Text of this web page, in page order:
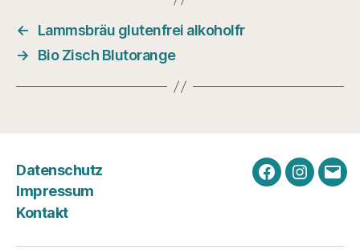
←
Lammsbräu glutenfrei alkoholfr
→
Bio Zisch Blutorange
Datenschutz
Impressum
Kontakt
FacebookE-